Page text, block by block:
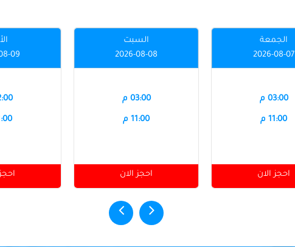
الجمعة
2026-08-07
03:00 م
11:00 م
احجز الان
السبت
2026-08-08
03:00 م
11:00 م
احجز الان
09